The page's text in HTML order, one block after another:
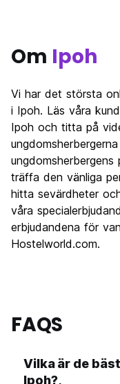
Om Ipoh
Vi har det största
i Ipoh. Läs våra
Ipoh och titta på
träffa den vänliga
hitta sevärdheter
våra
erbjudandena för
Hostelworld.com.
FAQS
Vilka är de
Ipoh?,